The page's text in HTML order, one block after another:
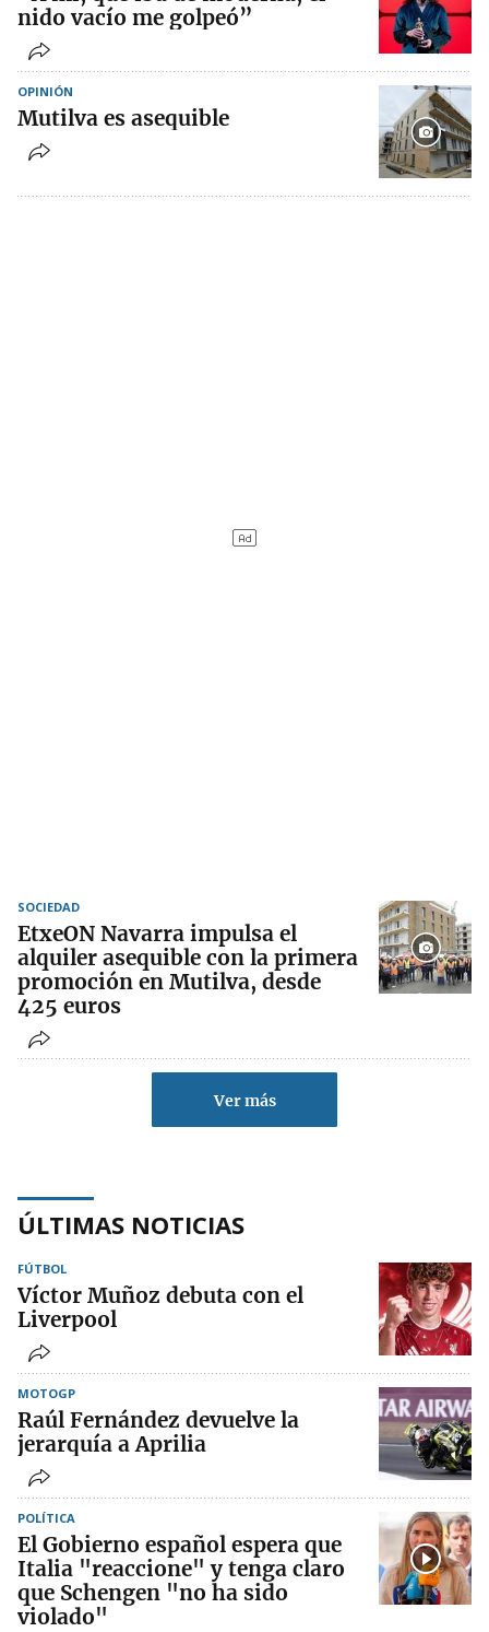
nido vacío me golpeó”
OPINIÓN
Mutilva es asequible
SOCIEDAD
EtxeON Navarra impulsa el
alquiler asequible con la primera
promoción en Mutilva, desde
425 euros
Ver más
ÚLTIMAS NOTICIAS
FÚTBOL
Víctor Muñoz debuta con el
Liverpool
MOTOGP
Raúl Fernández devuelve la
jerarquía a Aprilia
POLÍTICA
El Gobierno español espera que
Italia "reaccione" y tenga claro
que Schengen "no ha sido
violado"